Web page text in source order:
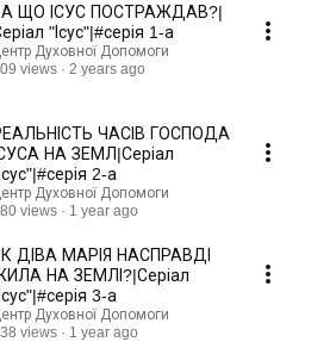
АВТОРСЬКІ ПРАВА на цей
Церкві "Храм Духа Святого". Якщо
сторінках, знайте, що ці сторінки
ЩО ІСУС ПОСТРАЖДАВ?|
"Ісус"|#серія 1-а
Духовної Допомоги
views
2 years ago
ЧАСІВ ГОСПОДА
НА ЗЕМЛ|Серіал
2-а
Духовної Допомоги
views
1 year ago
ДІВА МАРІЯ НАСПРАВДІ
НА ЗЕМЛІ?|Серіал
3-а
Духовної Допомоги
views
1 year ago